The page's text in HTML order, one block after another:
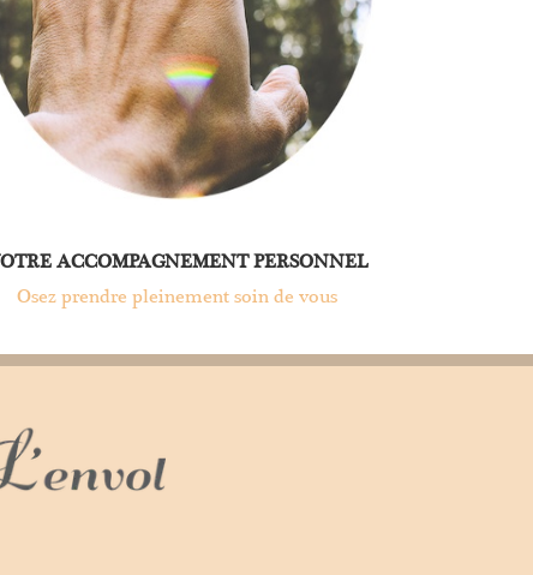
ACCOMPAGNEMENT PERSONNEL
Osez prendre pleinement soin de vous